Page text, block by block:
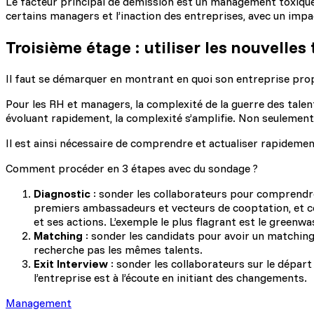
certains managers et l’inaction des entreprises, avec un
Troisième étage : utiliser les nouvelles
Il faut se démarquer en montrant en quoi son entreprise
Pour les RH et managers, la complexité de la guerre des
évoluant rapidement, la complexité s’amplifie. Non
Il est ainsi nécessaire de comprendre et actualiser
Comment procéder en 3 étapes avec du sondage ?
Diagnostic : sonder les collaborateurs pour
premiers ambassadeurs et vecteurs de cooptation, et
et ses actions. L’exemple le plus flagrant est le
Matching : sonder les candidats pour avoir un
recherche pas les mêmes talents.
Exit Interview : sonder les collaborateurs sur le
l’entreprise est à l’écoute en initiant des changements.
Management